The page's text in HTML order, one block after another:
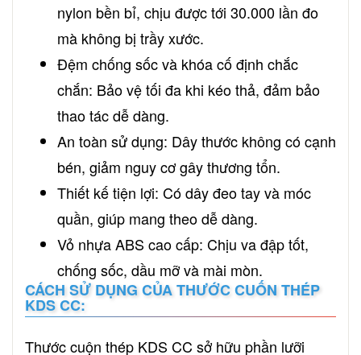
nylon bền bỉ, chịu được tới 30.000 lần đo
mà không bị trầy xước.
Đệm chống sốc và khóa cố định chắc
chắn: Bảo vệ tối đa khi kéo thả, đảm bảo
thao tác dễ dàng.
An toàn sử dụng: Dây thước không có cạnh
bén, giảm nguy cơ gây thương tổn.
Thiết kế tiện lợi: Có dây đeo tay và móc
quần, giúp mang theo dễ dàng.
Vỏ nhựa ABS cao cấp: Chịu va đập tốt,
chống sốc, dầu mỡ và mài mòn.
CÁCH SỬ DỤNG CỦA THƯỚC CUỐN THÉP
KDS CC:
Thước cuộn thép KDS CC sở hữu phần lưỡi